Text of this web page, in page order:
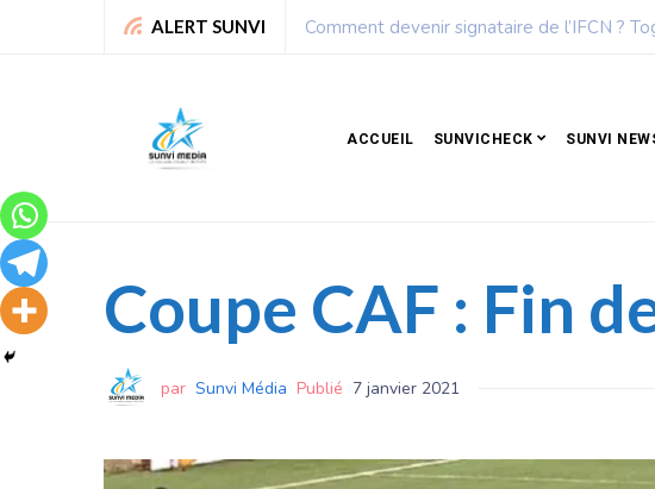
ALERT SUNVI Leadership : Voici le top 6 des femmes les
ACCUEIL SUNVICHECK SUNVI
Coupe CAF : Fin
par Sunvi Média Publié 7 janvier 2021